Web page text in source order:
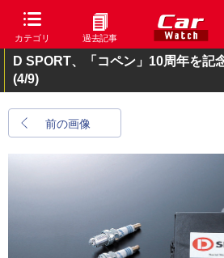
カテゴリ 過去記事
D SPORT、「コペン」10周年を記
(4/9)
前の画像